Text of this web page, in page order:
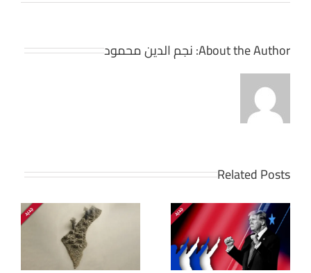
About the Author: نجم الدين محمود
Related Posts